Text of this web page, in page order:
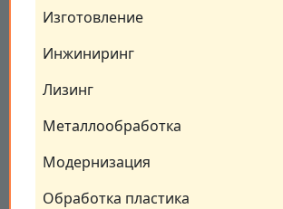
Изготовление
Инжиниринг
Лизинг
Металлообработка
Модернизация
Обработка пластика